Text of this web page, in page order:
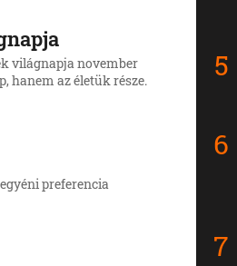
világnapja november
hanem az életük része.
preferencia